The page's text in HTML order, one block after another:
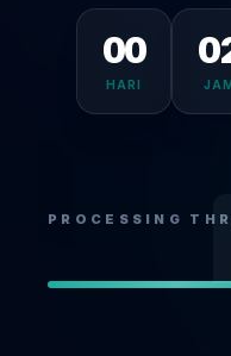
00
HARI
PROCESSING